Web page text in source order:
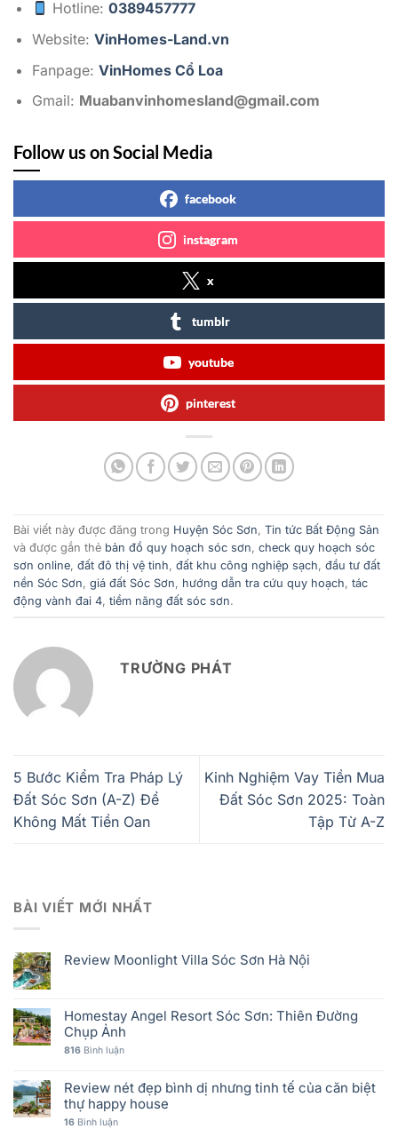
Hotline:0389457777
Website: VinHomes-Land.vn
Fanpage: VinHomes Cổ Loa
Gmail: Muabanvinhomesland@gmail.com
Follow us on Social Media
facebook
instagram
x
tumblr
youtube
pinterest
Bài viết này được đăng trong Huyện Sóc Sơn, Tin tức Bất Động Sản
và được gắn thẻ bản đồ quy hoạch sóc sơn, check quy hoạch sóc
sơn online, đất đô thị vệ tinh, đất khu công nghiệp sạch, đầu tư đất
nền Sóc Sơn, giá đất Sóc Sơn, hướng dẫn tra cứu quy hoạch, tác
động vành đai 4, tiềm năng đất sóc sơn.
TRƯỜNG PHÁT
5 Bước Kiểm Tra Pháp Lý
Đất Sóc Sơn (A-Z) Để
Không Mất Tiền Oan
Kinh Nghiệm Vay Tiền Mua
Đất Sóc Sơn 2025: Toàn
Tập Từ A-Z
BÀI VIẾT MỚI NHẤT
Review Moonlight Villa Sóc Sơn Hà Nội
Homestay Angel Resort Sóc Sơn: Thiên Đường
Chụp Ảnh
816 Bình luận
Review nét đẹp bình dị nhưng tinh tế của căn biệt
thự happy house
16 Bình luận